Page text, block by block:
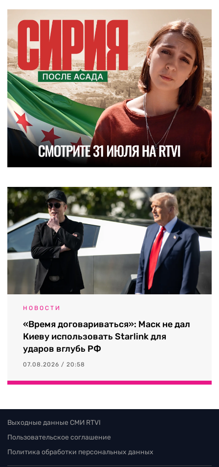
НОВОСТИ
«Время договариваться»: Маск не дал
Киеву использовать Starlink для
ударов вглубь РФ
07.08.2026 / 20:58
Выходные данные СМИ RTVI
Пользовательское соглашение
Политика обработки персональных данных